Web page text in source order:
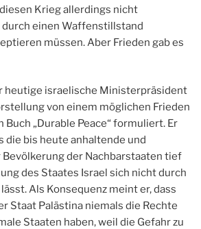
Krieg allerdings nicht
durch einen Waffenstillstand
müssen. Aber Frieden gab es
heutige israelische Ministerpräsident
von einem möglichen Frieden
Buch „Durable Peace“ formuliert. Er
die bis heute anhaltende und
der Nachbarstaaten tief
des Staates Israel sich nicht durch
Als Konsequenz meint er, dass
Staat Palästina niemals die Rechte
Staaten haben, weil die Gefahr zu